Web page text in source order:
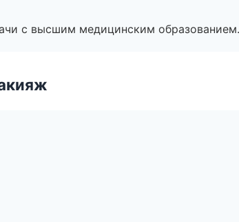
с высшим медицинским образованием.